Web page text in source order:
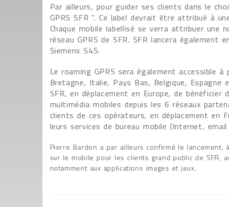
Par ailleurs, pour guider ses clients dans le
GPRS SFR ". Ce label devrait être attribué à
Chaque mobile labellisé se verra attribuer
réseau GPRS de SFR. SFR lancera également
Siemens S45.
Le roaming GPRS sera également accessible
Bretagne, Italie, Pays Bas, Belgique,
SFR, en déplacement en Europe, de
multimédia mobiles depuis les 6 réseaux
clients de ces opérateurs, en déplacement en
leurs services de bureau mobile (Internet,
Pierre Bardon a par ailleurs confirmé le
sur le mobile pour les clients grand public de SFR,
notamment aux applications images et jeux.